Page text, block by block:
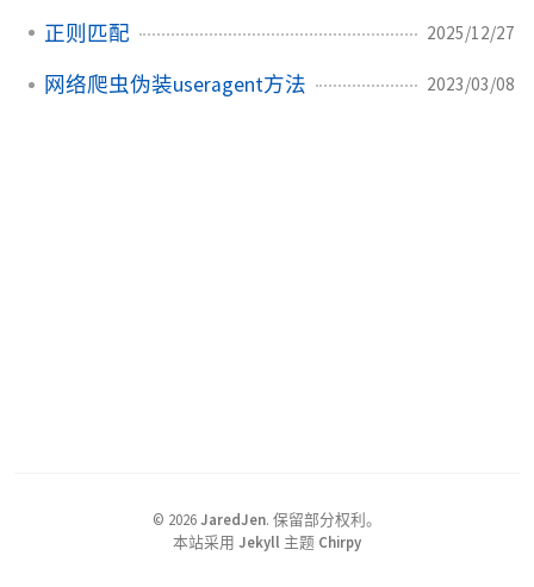
正则匹配 2025/12/27
网络爬虫伪装useragent方法 2023/03/08
© 2026JaredJen. 保留部分权利。
本站采用 Jekyll 主题 Chirpy